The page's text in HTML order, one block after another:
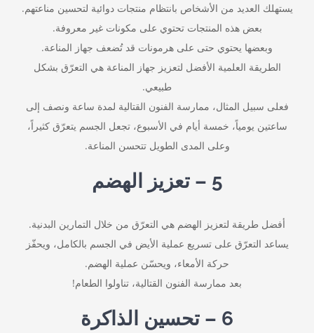
يستهلك العديد من الأشخاص بانتظام منتجات دوائية لتحسين مناعتهم.
بعض هذه المنتجات تحتوي على مكونات غير معروفة.
وبعضها يحتوي حتى على هرمونات قد تُضعف جهاز المناعة.
الطريقة العلمية الأفضل لتعزيز جهاز المناعة هي التعرّق بشكل
طبيعي.
فعلى سبيل المثال، ممارسة الفنون القتالية لمدة ساعة ونصف إلى
ساعتين يومياً، خمسة أيام في الأسبوع، تجعل الجسم يتعرّق كثيراً،
وعلى المدى الطويل تتحسن المناعة.
5 – تعزيز الهضم
أفضل طريقة لتعزيز الهضم هي التعرّق من خلال التمارين البدنية.
يساعد التعرّق على تسريع عملية الأيض في الجسم بالكامل، ويحفّز
حركة الأمعاء، ويحسّن عملية الهضم.
بعد ممارسة الفنون القتالية، تناولوا الطعام!
6 – تحسين الذاكرة